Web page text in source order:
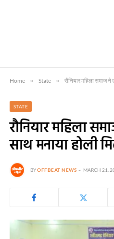
Home » State » रौनियार महिला समाज
STATE
रौनियार महिला
साथ मनाया होली
BYOFFBEAT NEWS MARCH 21,